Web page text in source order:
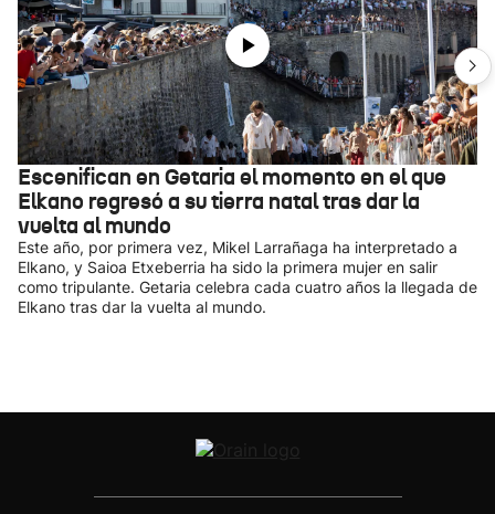
Escenifican en Getaria el momento en el que
Elkano regresó a su tierra natal tras dar la
vuelta al mundo
Este año, por primera vez, Mikel Larrañaga ha interpretado a
Elkano, y Saioa Etxeberria ha sido la primera mujer en salir
como tripulante. Getaria celebra cada cuatro años la llegada de
Elkano tras dar la vuelta al mundo.